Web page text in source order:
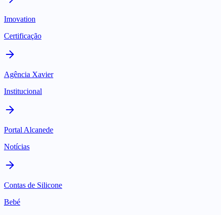
Imovation
Certificação
Agência Xavier
Institucional
Portal Alcanede
Notícias
Contas de Silicone
Bebé